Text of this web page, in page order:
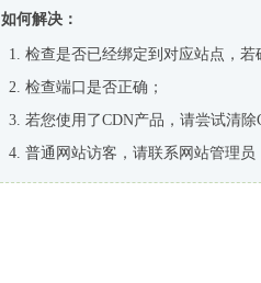
如何解决：
检查是否已经绑定到对应站点，
检查端口是否正确；
若您使用了CDN产品，请尝试清除
普通网站访客，请联系网站管理员